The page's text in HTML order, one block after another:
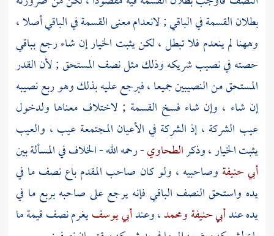
بطلان القسمة في الباقي ; لانعدام معنى القسمة في الباقي أصلا ،
وههنا لم ينعدم فلا تبطل ، لكن يثبت الخيار إن شاء رجع بباقي
حصته في نصيب شريكه وذلك مثل نصف المستحق ; لأن القدر
المستحق من النصيبين جميعا ، فيرجع عليه بذلك وهو ربع نصيبه
إن شاء ، وإن شاء فسخ القسمة ; لاختلاف معناها ولدخول
عيب الشركة ، إذ الشركة في الأعيان المجتمعة عيب ، والعيب
يثبت الخيار ، وذكرالطحاوي- رحمه الله - الخلاف في المسألة بين
أبي حنيفة وصاحبيه ، ولو كان صاحب المقدم باع نصف ما في
يده واستحق النصف الباقي فإنه يرجع على صاحبه بربع ما في
يده عندأبي حنيفةومحمد، وعندأبي يوسفيغرم نصف قيمة ما